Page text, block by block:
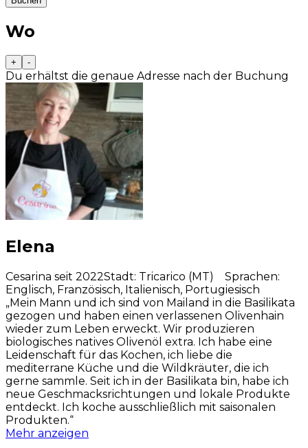
Wo
+ -
Du erhältst die genaue Adresse nach der Buchung
Elena
Cesarina seit 2022Stadt: Tricarico (MT) Sprachen:
Englisch, Französisch, Italienisch, Portugiesisch
„Mein Mann und ich sind von Mailand in die Basilikata
gezogen und haben einen verlassenen Olivenhain
wieder zum Leben erweckt. Wir produzieren
biologisches natives Olivenöl extra. Ich habe eine
Leidenschaft für das Kochen, ich liebe die
mediterrane Küche und die Wildkräuter, die ich
gerne sammle. Seit ich in der Basilikata bin, habe ich
neue Geschmacksrichtungen und lokale Produkte
entdeckt. Ich koche ausschließlich mit saisonalen
Produkten.“
Mehr anzeigen